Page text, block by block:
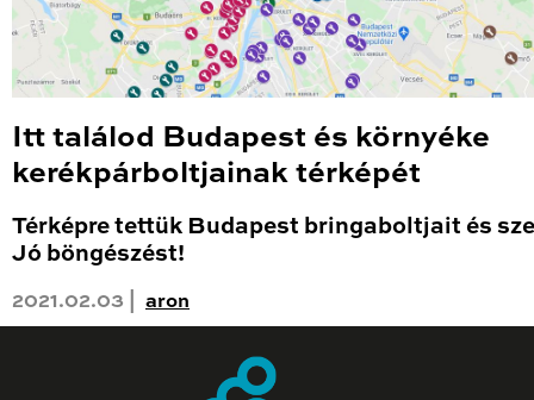
Itt találod Budapest és környéke
kerékpárboltjainak térképét
Térképre tettük Budapest bringaboltjait és
Jó böngészést!
2021.02.03 | aron